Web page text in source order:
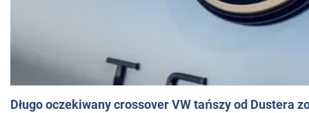
Długo oczekiwany crossover VW tańszy od Dustera